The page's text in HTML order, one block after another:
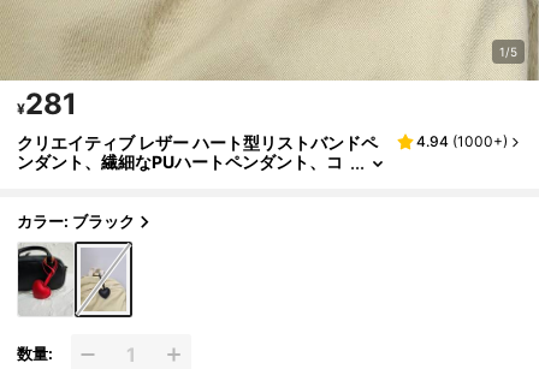
1/5
¥281
クリエイティブ レザー ハート型リストバンドペ
ンダント、繊細なPUハートペンダント、コ
4.94 (1000+)
カラー: ブラック
数量: